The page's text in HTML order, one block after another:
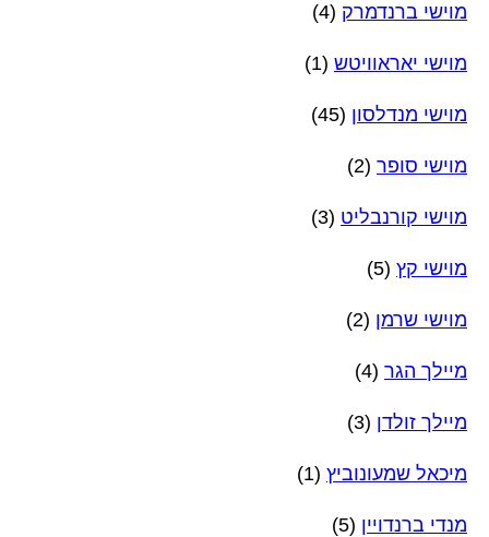
מוישי ברנדמרק (4)
מוישי יאראוויטש (1)
מוישי מנדלסון (45)
מוישי סופר (2)
מוישי קורנבליט (3)
מוישי קץ (5)
מוישי שרמן (2)
מיילך הגר (4)
מיילך זולדן (3)
מיכאל שמעונוביץ (1)
מנדי ברנדויין (5)